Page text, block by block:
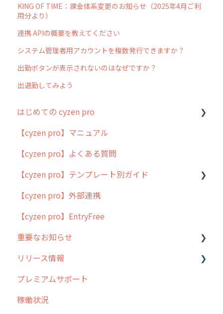
KING OF TIME：課金体系変更のお知らせ（2025年4月ご利
用分より）
連携 APIの概要を教えてください
システム管理者用アカウントを複数発行できますか？
出勤ボタンが表示されないのはなぜですか？
出退勤してみよう
はじめての cyzen pro
cyzen pro とは？
簡易マニュアル
cyzen proの位置情報取得について
用語集
よくある質問
【cyzen pro】マニュアル
【cyzen pro】よくある質問
【cyzen pro】テンプレート別ガイド
ポスティング
ラウンダー
メンテナンス
外廻り営業
清掃
不動産
【cyzen pro】外部連携
【cyzen pro】EntryFree
重要なお知らせ
過去の重要なお知らせ
障害情報
リリース情報
リリース
2026年のリリース情報
プレミアムサポート
稼働状況